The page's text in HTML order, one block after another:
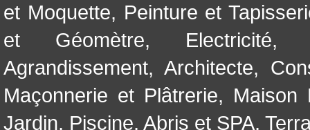
et Moquette, Peinture et
et Géomètre, Electricité
Agrandissement, Architecte,
Maçonnerie et Plâtrerie, Maison
Jardin, Piscine, Abris et SPA,